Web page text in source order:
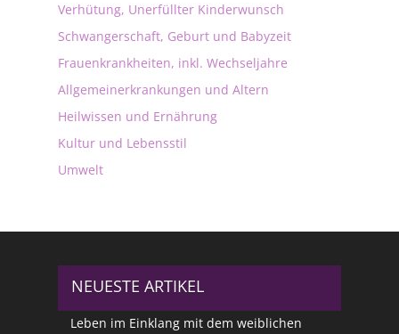
Verhütung, Unerfüllter Kinderwunsch
Schwangerschaft, Geburt und Babyzeit
Frauenkrankheiten, inkl. Wechseljahre
Allgemeinerkrankungen und Altern
Heilwissen und Ernährung
Kultur und Lebensstil
Umwelt
NEUESTE ARTIKEL
Leben im Einklang mit dem weiblichen